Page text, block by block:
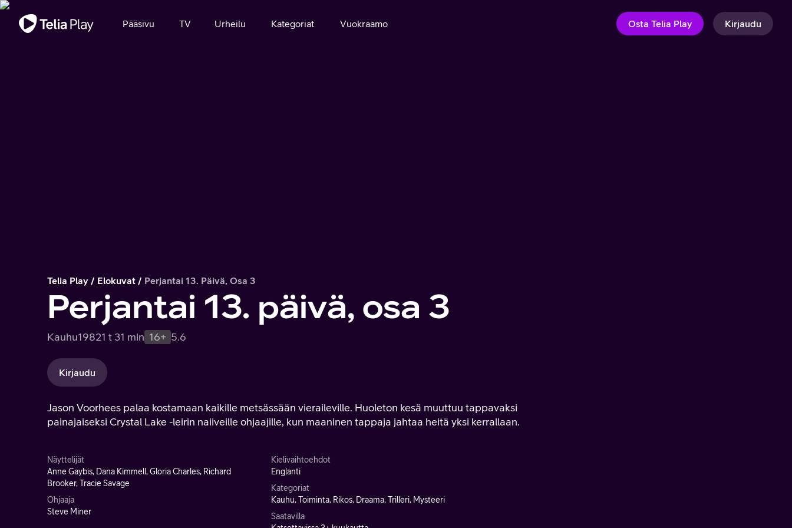
Tärkeä viesti
Pääsivu TV Urheilu Kategoriat Vuokraamo Osta Telia Play Kirjaudu
Telia Play Elokuvat Perjantai 13. Päivä, Osa 3
Perjantai 13. päivä, osa 3
Kauhu19821 t 31 min 16+ 5.6
Kirjaudu
Jason Voorhees palaa kostamaan kaikille metsässään vieraileville. Huoleton kesä muuttuu tappavaksi
painajaiseksi Crystal Lake -leirin naiiveille ohjaajille, kun maaninen tappaja jahtaa heitä yksi kerrallaan.
Näyttelijät
Anne Gaybis, Dana Kimmell, Gloria Charles, Richard
Brooker, Tracie Savage
Ohjaaja
Steve Miner
Kielivaihtoehdot
Englanti
Kategoriat
Kauhu, Toiminta, Rikos, Draama, Trilleri, Mysteeri
Saatavilla